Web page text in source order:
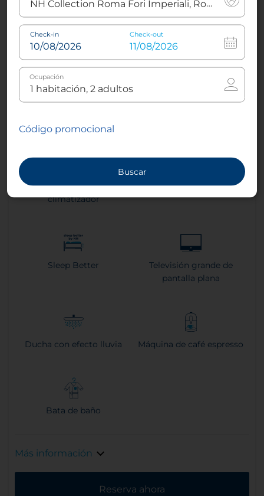
Suite Panoramic View
3 32 m² 1Cama king o2
Aire acondicionado o
climatizador
Vista
Sleep Better
Televisión grande de
pantalla plana
Ducha con efecto lluvia Máquina de café espresso
Bata de baño
Más información
Reserva ahora
Check-in Check-out
Ocupación
Código promocional
Buscar